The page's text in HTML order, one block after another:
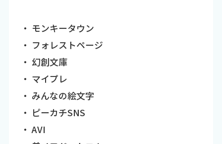
・ モンキータウン
・ フォレストページ
・ 幻創文庫
・ マイプレ
・ みんなの絵文字
・ ピーカチSNS
・ AVI